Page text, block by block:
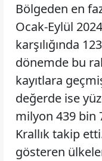
Bölgeden en
Ocak-Eylül
karşılığında
dönemde bu
kayıtlara
değerde ise
milyon 439 bin
Krallık takip
gösteren